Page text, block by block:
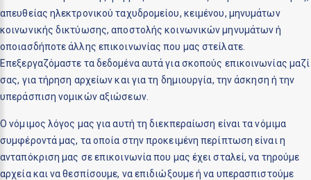
απευθείας ηλεκτρονικού ταχυδρομείου, κειμένου, μηνυμάτων
κοινωνικής δικτύωσης, αποστολής κοινωνικών μηνυμάτων ή
οποιασδήποτε άλλης επικοινωνίας που μας στείλατε.
Επεξεργαζόμαστε τα δεδομένα αυτά για σκοπούς επικοινωνίας μαζί
σας, για τήρηση αρχείων και για τη δημιουργία, την άσκηση ή την
υπεράσπιση νομικών αξιώσεων.
Ο νόμιμος λόγος μας για αυτή τη διεκπεραίωση είναι τα νόμιμα
συμφέροντά μας, τα οποία στην προκειμένη περίπτωση είναι η
ανταπόκριση μας σε επικοινωνία που μας έχει σταλεί, να τηρούμε
αρχεία και να θεσπίσουμε, να επιδιώξουμε ή να υπερασπιστούμε